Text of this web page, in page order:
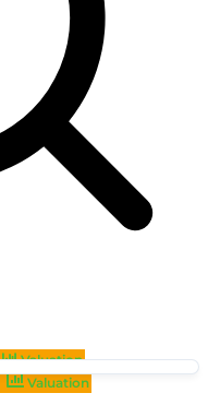
Valuation
Valuation